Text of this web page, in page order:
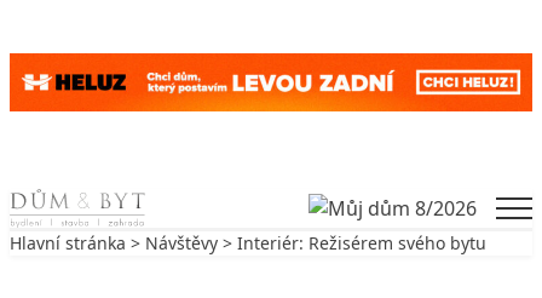
Skip to content
Hlavní stránka > Návštěvy > Interiér: Režisérem svého bytu